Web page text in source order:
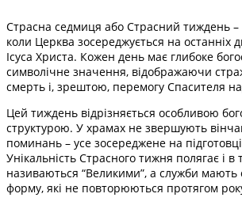
Страсна седмиця або Страсний тиждень
коли Церква зосереджується на останніх
Ісуса Христа. Кожен день має глибоке
символічне значення, відображаючи
смерть і, зрештою, перемогу Спасителя
Цей тиждень відрізняється особливою
структурою. У храмах не звершують
поминань – усе зосереджене на
Унікальність Страсного тижня полягає і в
називаються “Великими”, а служби мають
форму, які не повторюються протягом